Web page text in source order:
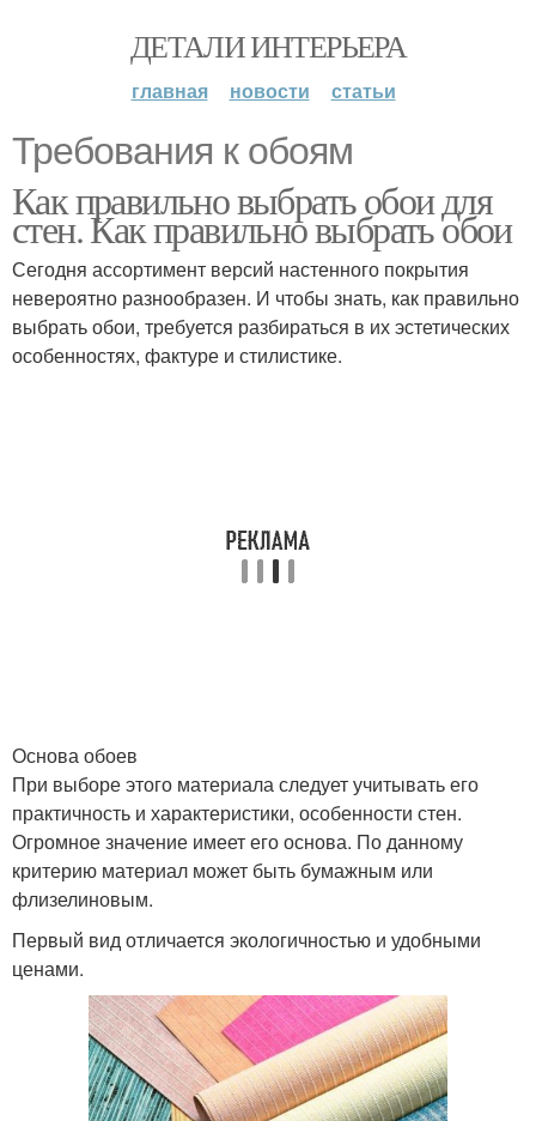
ДЕТАЛИ ИНТЕРЬЕРА
главная новости статьи
Требования к обоям
Как правильно выбрать обои для
стен. Как правильно выбрать обои
Сегодня ассортимент версий настенного покрытия
невероятно разнообразен. И чтобы знать, как правильно
выбрать обои, требуется разбираться в их эстетических
особенностях, фактуре и стилистике.
Основа обоев
При выборе этого материала следует учитывать его
практичность и характеристики, особенности стен.
Огромное значение имеет его основа. По данному
критерию материал может быть бумажным или
флизелиновым.
Первый вид отличается экологичностью и удобными
ценами.